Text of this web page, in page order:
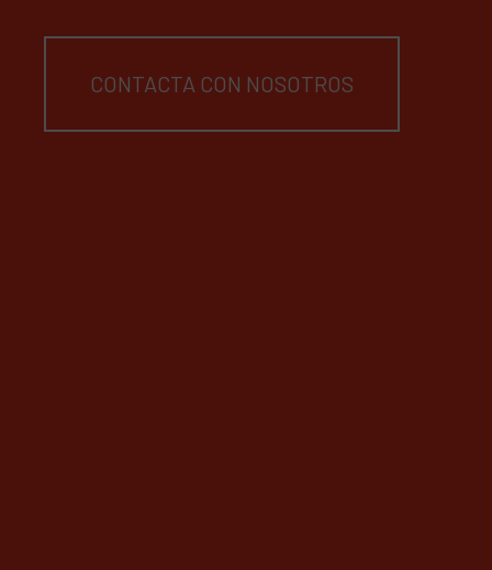
CONTACTA CON NOSOTROS